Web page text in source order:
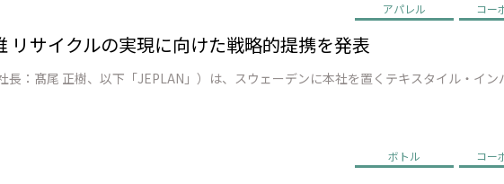
アパレル コー
リサイクルの実現に向けた戦略的提携を発表
ボトル コー